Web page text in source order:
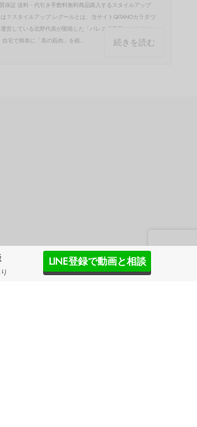
保証 送料・代引き手数料無料商品購入するスタイルアップ
？スタイルアップ レグールとは、当サイトQITANOカラダづ
営している北野代表が開発した「バレエ式骨盤エクササイ
自宅で簡単に「美の筋肉」を鍛...
続きを読む
LINE登録で動画と相談